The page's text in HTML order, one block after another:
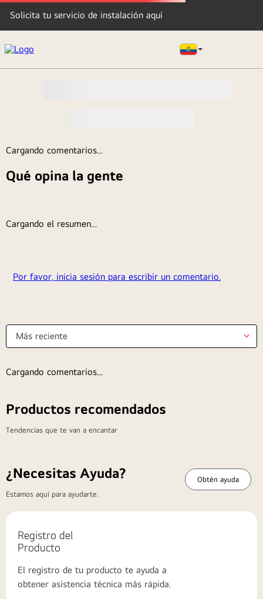
Solicita tu servicio de instalación aquí
Cargando comentarios…
Qué opina la gente
Cargando el resumen…
Por favor, inicia sesión para escribir un comentario.
Más reciente
Cargando comentarios…
Productos recomendados
Tendencias que te van a encantar
¿Necesitas Ayuda?
Estamos aquí para ayudarte.
Obtén ayuda
Registro del
Producto
El registro de tu producto te ayuda a
obtener asistencia técnica más rápida.